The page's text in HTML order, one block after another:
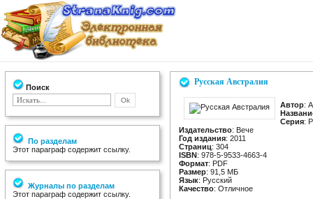
Поиск
По разделам
Этот параграф содержит ссылку.
Журналы по разделам
Этот параграф содержит ссылку.
Русская Австралия
Автор:
Серия:
Издательство: Вече
Год издания: 2011
Страниц: 304
ISBN: 978-5-9533-4663-4
Формат: PDF
Размер: 91,5 МБ
Язык: Русский
Качество: Отличное